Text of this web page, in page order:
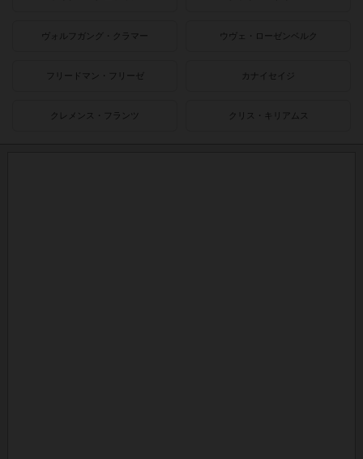
ヴォルフガング・クラマー ウヴェ・ローゼンベルク
フリードマン・フリーゼ カナイセイジ
クレメンス・フランツ クリス・キリアムス